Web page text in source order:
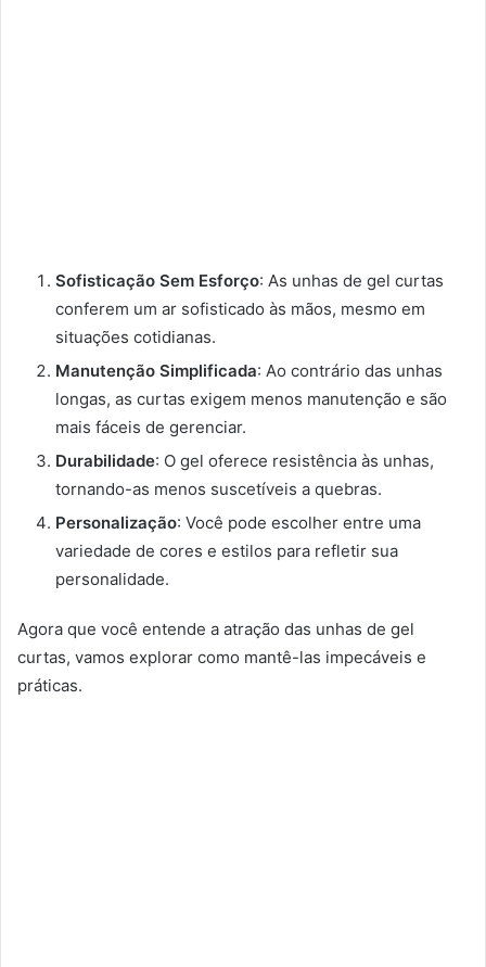
Sofisticação Sem Esforço: As unhas de gel curtas
conferem um ar sofisticado às mãos, mesmo em
situações cotidianas.
Manutenção Simplificada: Ao contrário das unhas
longas, as curtas exigem menos manutenção e são
mais fáceis de gerenciar.
Durabilidade: O gel oferece resistência às unhas,
tornando-as menos suscetíveis a quebras.
Personalização: Você pode escolher entre uma
variedade de cores e estilos para refletir sua
personalidade.
Agora que você entende a atração das unhas de gel
curtas, vamos explorar como mantê-las impecáveis e
práticas.